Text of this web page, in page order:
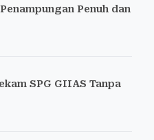
Penuh dan
SPG GIIAS Tanpa